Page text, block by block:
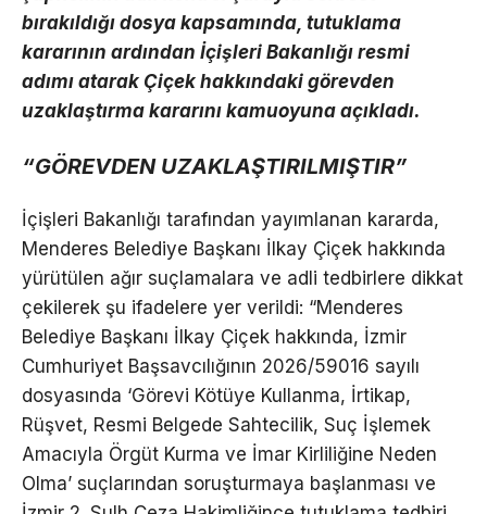
bırakıldığı dosya kapsamında, tutuklama
kararının ardından İçişleri Bakanlığı resmi
adımı atarak Çiçek hakkındaki görevden
uzaklaştırma kararını kamuoyuna açıkladı.
“GÖREVDEN UZAKLAŞTIRILMIŞTIR”
İçişleri Bakanlığı tarafından yayımlanan kararda,
Menderes Belediye Başkanı İlkay Çiçek hakkında
yürütülen ağır suçlamalara ve adli tedbirlere dikkat
çekilerek şu ifadelere yer verildi: “Menderes
Belediye Başkanı İlkay Çiçek hakkında, İzmir
Cumhuriyet Başsavcılığının 2026/59016 sayılı
dosyasında ‘Görevi Kötüye Kullanma, İrtikap,
Rüşvet, Resmi Belgede Sahtecilik, Suç İşlemek
Amacıyla Örgüt Kurma ve İmar Kirliliğine Neden
Olma’ suçlarından soruşturmaya başlanması ve